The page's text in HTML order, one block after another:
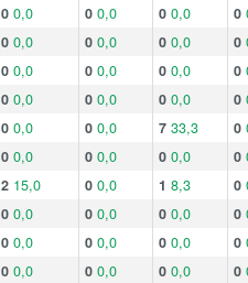
0 0,0 0 0,0 0 0,0 0
0 0,0 0 0,0 0 0,0 0
0 0,0 0 0,0 0 0,0 0
0 0,0 0 0,0 0 0,0 0
0 0,0 0 0,0 7 33,3 0
0 0,0 0 0,0 0 0,0 0
2 15,0 0 0,0 1 8,3 0
0 0,0 0 0,0 0 0,0 0
0 0,0 0 0,0 0 0,0 0
0 0,0 0 0,0 0 0,0 0